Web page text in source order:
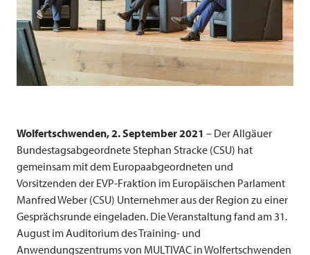
Wolfertschwenden, 2. September 2021 – Der Allgäuer
Bundestagsabgeordnete Stephan Stracke (CSU) hat
gemeinsam mit dem Europaabgeordneten und
Vorsitzenden der EVP-Fraktion im Europäischen Parlament
Manfred Weber (CSU) Unternehmer aus der Region zu einer
Gesprächsrunde eingeladen. Die Veranstaltung fand am 31.
August im Auditorium des Training- und
Anwendungszentrums von MULTIVAC in Wolfertschwenden